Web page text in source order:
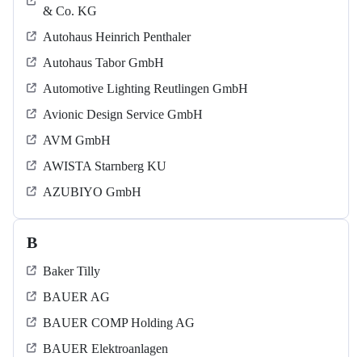
& Co. KG
Autohaus Heinrich Penthaler
Autohaus Tabor GmbH
Automotive Lighting Reutlingen GmbH
Avionic Design Service GmbH
AVM GmbH
AWISTA Starnberg KU
AZUBIYO GmbH
B
Baker Tilly
BAUER AG
BAUER COMP Holding AG
BAUER Elektroanlagen